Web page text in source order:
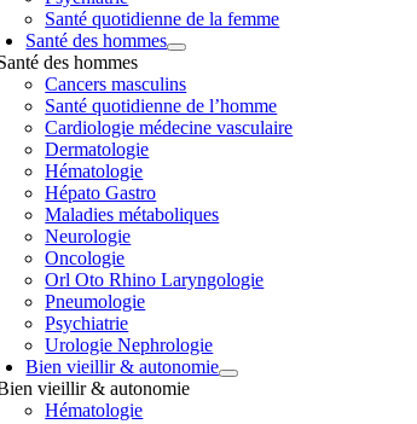
Santé quotidienne de la femme
Santé des hommes
des hommes
Cancers masculins
Santé quotidienne de l’homme
Cardiologie médecine vasculaire
Dermatologie
Hématologie
Hépato Gastro
Maladies métaboliques
Neurologie
Oncologie
Orl Oto Rhino Laryngologie
Pneumologie
Psychiatrie
Urologie Nephrologie
Bien vieillir & autonomie
vieillir & autonomie
Hématologie